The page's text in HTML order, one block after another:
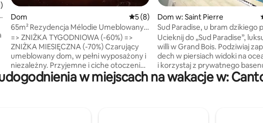
4,99 na 5, liczba recenzji: 271
Dom Średnia ocena: 5 na 5, liczba recenzji: 8
5 (8)
65m² Rezydencja Mélodie Umeblowany
dom wakacyjny
=> ZNIŻKA TYGODNIOWA (-60%) =>
ZNIŻKA MIESIĘCZNA (-70%) Czarujący
umeblowany dom, w pełni wyposażony i
niezależny. Przyjemne i ciche otoczenie,
blisko wszystkich udogodnień (5 km od
centrum miasta 9 km od Saint-Pierre
Dom w: Saint Pierre
Sud Paradise, u bram dzikiego
wyspy
Ucieknij do „Sud Paradise”,
willi w Grand Bois. Podziwiaj
dech w piersiach widoki na
i korzystaj z prywatnego
Wnętrze jest w pełni
(w tym salony), aby zapewnić
8 osób, które będą miały
w miejscach na wakacje w: